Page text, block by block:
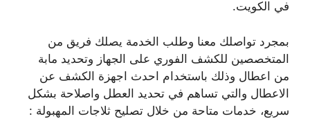
في الكويت.
بمجرد تواصلك معنا وطلب الخدمة يصلك فريق من
المتخصصين للكشف الفوري على الجهاز وتحديد مابة
من اعطال وذلك باستخدام احدث اجهزة الكشف عن
الاعطال والتي تساهم في تحديد العطل واصلاحة بشكل
سريع، خدمات متاحة من خلال تصليح ثلاجات المهبولة :